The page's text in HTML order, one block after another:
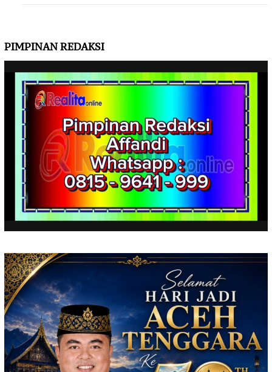
PIMPINAN REDAKSI